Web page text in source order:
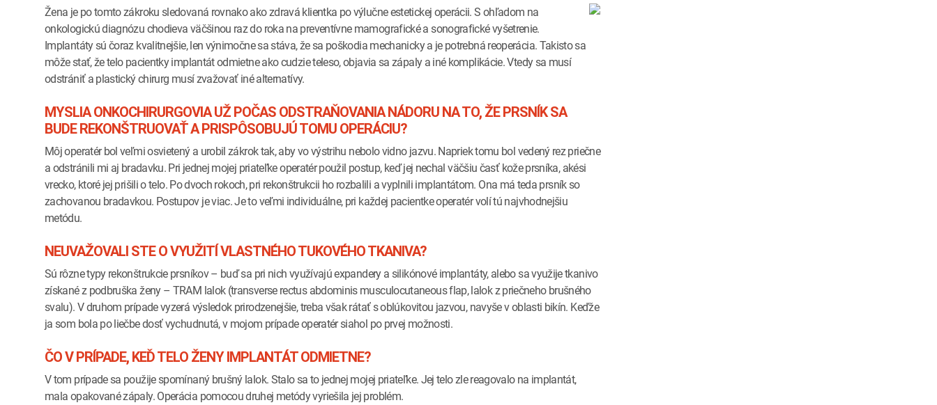
Žena je po tomto zákroku sledovaná rovnako ako zdravá klientka po výlučne estetickej operácii. S ohľadom na
onkologickú diagnózu chodieva väčšinou raz do roka na preventívne mamografické a sonografické vyšetrenie.
Implantáty sú čoraz kvalitnejšie, len výnimočne sa stáva, že sa poškodia mechanicky a je potrebná reoperácia. Takisto sa
môže stať, že telo pacientky implantát odmietne ako cudzie teleso, objavia sa zápaly a iné komplikácie. Vtedy sa musí
odstrániť a plastický chirurg musí zvažovať iné alternatívy.
MYSLIA ONKOCHIRURGOVIA UŽ POČAS ODSTRAŇOVANIA NÁDORU NA TO, ŽE PRSNÍK SA
BUDE REKONŠTRUOVAŤ A PRISPÔSOBUJÚ TOMU OPERÁCIU?
Môj operatér bol veľmi osvietený a urobil zákrok tak, aby vo výstrihu nebolo vidno jazvu. Napriek tomu bol vedený rez priečne
a odstránili mi aj bradavku. Pri jednej mojej priateľke operatér použil postup, keď jej nechal väčšiu časť kože prsníka, akési
vrecko, ktoré jej prišili o telo. Po dvoch rokoch, pri rekonštrukcii ho rozbalili a vyplnili implantátom. Ona má teda prsník so
zachovanou bradavkou. Postupov je viac. Je to veľmi individuálne, pri každej pacientke operatér volí tú najvhodnejšiu
metódu.
NEUVAŽOVALI STE O VYUŽITÍ VLASTNÉHO TUKOVÉHO TKANIVA?
Sú rôzne typy rekonštrukcie prsníkov – buď sa pri nich využívajú expandery a silikónové implantáty, alebo sa využije tkanivo
získané z podbruška ženy – TRAM lalok (transverse rectus abdominis musculocutaneous flap, lalok z priečneho brušného
svalu). V druhom prípade vyzerá výsledok prirodzenejšie, treba však rátať s oblúkovitou jazvou, navyše v oblasti bikín. Keďže
ja som bola po liečbe dosť vychudnutá, v mojom prípade operatér siahol po prvej možnosti.
ČO V PRÍPADE, KEĎ TELO ŽENY IMPLANTÁT ODMIETNE?
V tom prípade sa použije spomínaný brušný lalok. Stalo sa to jednej mojej priateľke. Jej telo zle reagovalo na implantát,
mala opakované zápaly. Operácia pomocou druhej metódy vyriešila jej problém.